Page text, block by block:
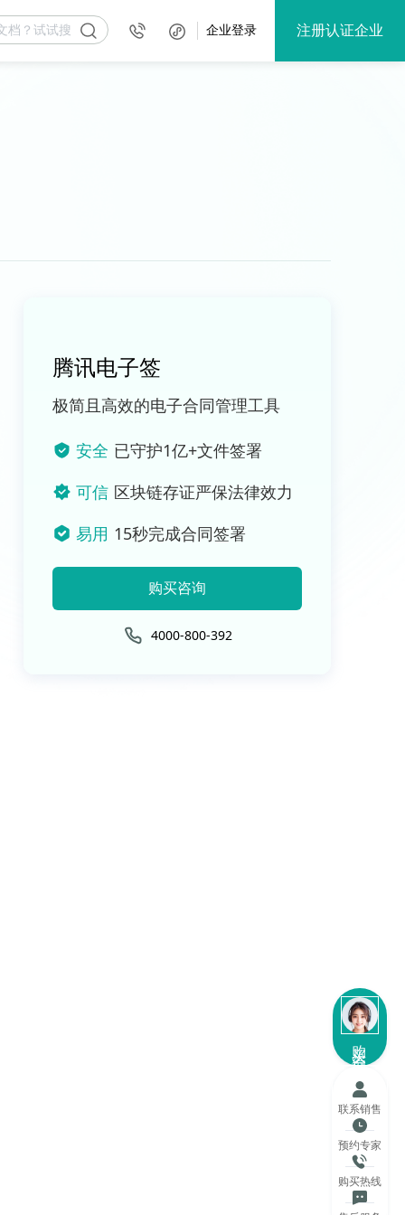
企业登录 注册认证企业
腾讯电子签
极简且高效的电子合同管理工具
安全 已守护1亿+文件签署
可信 区块链存证严保法律效力
易用 15秒完成合同签署
购买咨询
4000-800-392
购买咨询
联系销售
预约专家
购买热线